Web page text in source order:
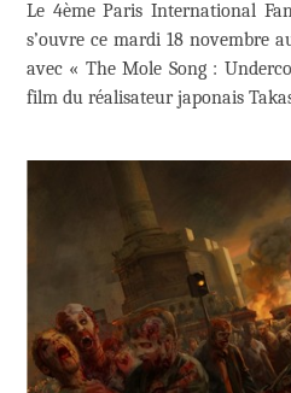
Le 4ème Paris International
s’ouvre ce mardi 18 novembre
avec « The Mole Song :
film du réalisateur japonais